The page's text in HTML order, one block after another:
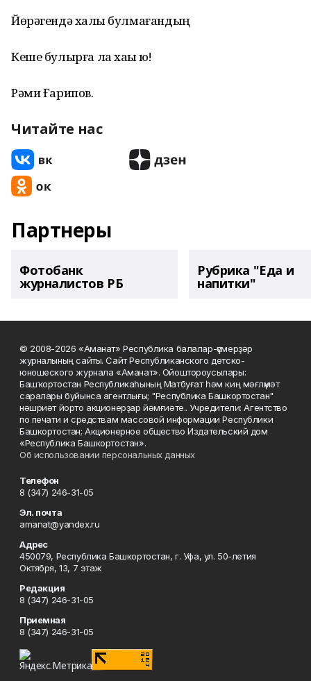
Йөрәгендә халҡы булмағандың
Кеше булырға ла хаҡы юҡ!
Рәми Ғарипов.
Читайте нас
Партнеры
Фотобанк
журналистов РБ
Рубрика "Еда и
напитки"
© 2008-2026 «Аманат» Республика балалар-үҫмерҙәр
журналының сайты. Сайт Республиканского детско-
юношеского журнала «Аманат». Ойоштороусылары:
Башҡортостан Республикаһының Матбуғат һәм киң мәғлүмәт
саралары буйынса агентлығы; "Республика Башкортостан"
нәшриәт йорто акционерҙар йәмғиәте.. Учредители: Агентство
по печати и средствам массовой информации Республики
Башкортостан; Акционерное общество Издательский дом
«Республика Башкортостан».
Об использовании персональных данных
Телефон
8 (347) 246-31-05
Эл. почта
amanat@yandex.ru
Адрес
450079, Республика Башкортостан, г. Уфа, ул. 50-летия
Октября, 13, 7 этаж
Редакция
8 (347) 246-31-05
Приемная
8 (347) 246-31-05